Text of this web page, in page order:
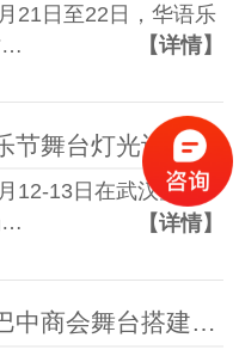
21日至22日，华语乐
…
【详情】
麦田音乐节舞台灯光设备租赁搭建服务成功案例
12-13日在武汉空港
…
【详情】
宁波市巴中商会舞台搭建服务案例